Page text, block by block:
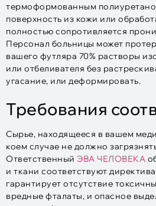
термоформованным
поверхность из кожи или
полностью сопротивляется
Персонал больницы может
вашего футляра 70% растворы
или отбеливателя без
угасание, или деформировать.​
Требования
Сырье, находящееся в вашем
коем случае не должно
Ответственный ЭВА ЧЕЛОВЕКА
и ткани соответствуют
гарантирует отсутствие
вредные фталаты, и опасное